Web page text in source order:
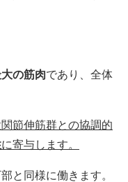
の筋肉であり、全体
節伸筋群との協調的
に寄与します。
と同様に働きます。